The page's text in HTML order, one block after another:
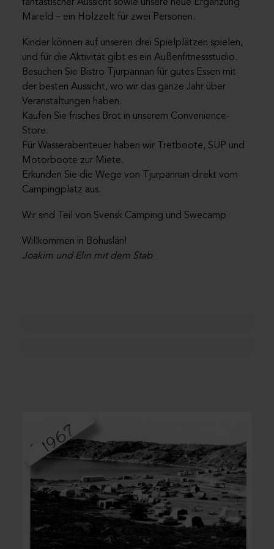
fantastischer Aussicht sowie unsere neue Ergänzung
Mareld – ein Holzzelt für zwei Personen.
Kinder können auf unseren drei Spielplätzen spielen,
und für die Aktivität gibt es ein Außenfitnessstudio.
Besuchen Sie Bistro Tjurpannan für gutes Essen mit
der besten Aussicht, wo wir das ganze Jahr über
Veranstaltungen haben.
Kaufen Sie frisches Brot in unserem Convenience-
Store.
Für Wasserabenteuer haben wir Tretboote, SUP und
Motorboote zur Miete.
Erkunden Sie die Wege von Tjurpannan direkt vom
Campingplatz aus.
Wir sind Teil von Svensk Camping und Swecamp
Willkommen in Bohuslän!
Joakim und Elin mit dem Stab